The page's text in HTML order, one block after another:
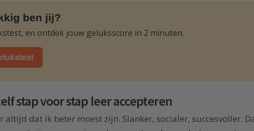
ben jij?
en ontdek jouw geluksscore in 2 minuten.
stap voor stap leer accepteren
altijd dat ik beter moest zijn. Slanker, socialer, succesvoller.